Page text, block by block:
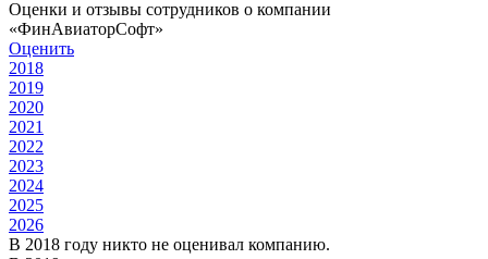
Оценки и отзывы сотрудников о компании
«ФинАвиаторСофт»
Оценить
2018
2019
2020
2021
2022
2023
2024
2025
2026
В 2018 году никто не оценивал компанию.